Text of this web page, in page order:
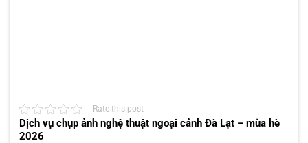
Rate this post
Dịch vụ chụp ảnh nghệ thuật ngoại cảnh Đà Lạt – mùa hè
2026